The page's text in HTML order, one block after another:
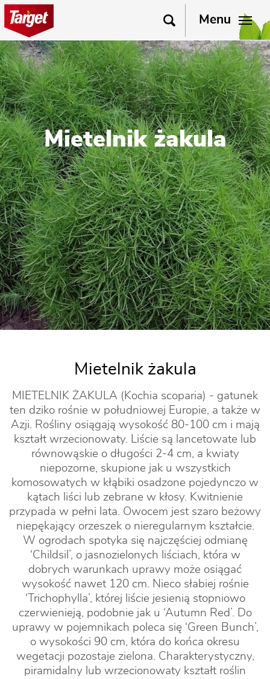
Menu
Mietelnik żakula
Mietelnik żakula
MIETELNIK ŻAKULA (Kochia scoparia) - gatunek
ten dziko rośnie w południowej Europie, a także w
Azji. Rośliny osiągają wysokość 80-100 cm i mają
kształt wrzecionowaty. Liście są lancetowate lub
równowąskie o długości 2-4 cm, a kwiaty
niepozorne, skupione jak u wszystkich
komosowatych w kłąbiki osadzone pojedynczo w
kątach liści lub zebrane w kłosy. Kwitnienie
przypada w pełni lata. Owocem jest szaro beżowy
niepękający orzeszek o nieregularnym kształcie.
W ogrodach spotyka się najczęściej odmianę
‘Childsil’, o jasnozielonych liściach, która w
dobrych warunkach uprawy może osiągać
wysokość nawet 120 cm. Nieco słabiej rośnie
‘Trichophylla’, której liście jesienią stopniowo
czerwienieją, podobnie jak u ‘Autumn Red’. Do
uprawy w pojemnikach poleca się ‘Green Bunch’,
o wysokości 90 cm, która do końca okresu
wegetacji pozostaje zielona. Charakterystyczny,
piramidalny lub wrzecionowaty kształt roślin